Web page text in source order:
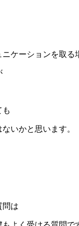
ケーションを取る
も
いかと思います。
問は